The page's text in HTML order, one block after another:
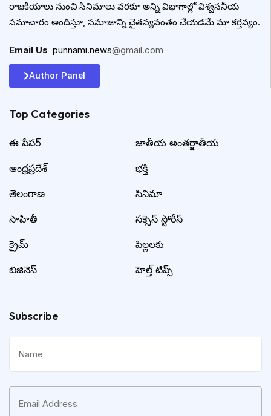
రాజకీయాలు నుంచి సినిమాలు వరకూ అన్ని విభాగాల్లో విశ్వసనీయ
సమాచారం అందిస్తూ, సమాజాన్ని చైతన్యవంతం చేయడమే మా కర్తవ్యం.
Email Us punnami.news@gmail.com
Author Panel
Top Categories​
ఈ పేపర్
ఆంధ్రప్రదేశ్
తెలంగాణ
సాహితీ
క్రైమ్
బిజినెస్
జాతీయ అంతర్జాతీయ
భక్తి
సినిమా
సక్సెస్ స్టోరీస్
పిల్లలకు
హెల్త్ టిప్స్
Subscribe